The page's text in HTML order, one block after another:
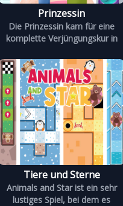
Prinzessin
Die Prinzessin kam für eine
komplette Verjüngungskur in
Tiere und Sterne
Animals and Star ist ein sehr
lustiges Spiel, bei dem es